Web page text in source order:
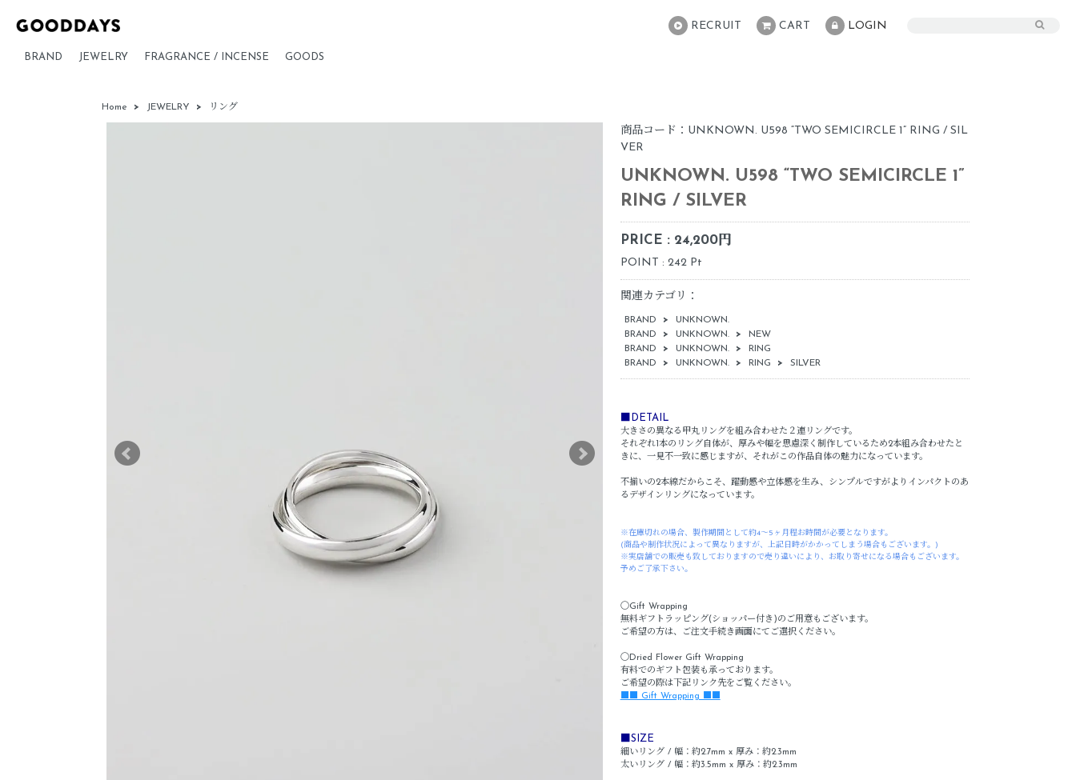
RECRUIT CART LOGIN
BRAND JEWELRY FRAGRANCE / INCENSE GOODS
Home > JEWELRY > リング
商品コード：UNKNOWN. U598 “TWO SEMICIRCLE 1” RING / SIL
VER
UNKNOWN. U598 “TWO SEMICIRCLE 1”
RING / SILVER
PRICE : 24,200円
POINT : 242 Pt
関連カテゴリ：
BRAND >
UNKNOWN.
BRAND
> UNKNOWN. >
NEW
BRAND
> UNKNOWN. >
RING
BRAND
> UNKNOWN. > RING > SILVER
■DETAIL
大きさの異なる甲丸リングを組み合わせた２連リングです。
それぞれ1本のリング自体が、厚みや幅を思慮深く制作しているため2本組み合わせたと
きに、一見不一致に感じますが、それがこの作品自体の魅力になっています。
不揃いの2本線だからこそ、躍動感や立体感を生み、シンプルですがよりインパクトのあ
るデザインリングになっています。
※在庫切れの場合、製作期間として約4～5ヶ月程お時間が必要となります。
(商品や制作状況によって異なりますが、上記日時がかかってしまう場合もございます。)
※実店舗での販売も致しておりますので売り違いにより、お取り寄せになる場合もございます。
予めご了承下さい。
〇Gift Wrapping
無料ギフトラッピング(ショッパー付き)のご用意もございます。
ご希望の方は、ご注文手続き画面にてご選択ください。
〇Dried Flower Gift Wrapping
有料でのギフト包装も承っております。
ご希望の際は下記リンク先をご覧ください。
■■ Gift Wrapping ■■
■SIZE
細いリング / 幅：約2.7mm x 厚み：約2.3mm
太いリング / 幅：約3.5mm x 厚み：約2.3mm